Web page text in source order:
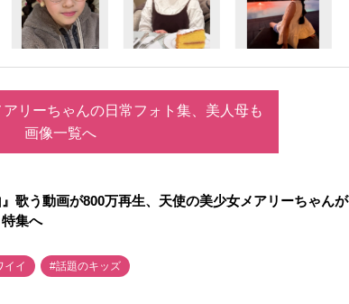
リーちゃんの日常フォト集、美人母も
画像一覧へ
歌う動画が800万再生、天使の美少女メアリーちゃんが
集へ
イイ #話題のキッズ